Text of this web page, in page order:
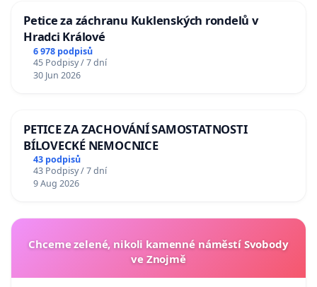
Petice za záchranu Kuklenských rondelů v
Hradci Králové
6 978 podpisů
45 Podpisy / 7 dní
30 Jun 2026
PETICE ZA ZACHOVÁNÍ SAMOSTATNOSTI
BÍLOVECKÉ NEMOCNICE
43 podpisů
43 Podpisy / 7 dní
9 Aug 2026
Chceme zelené, nikoli kamenné náměstí Svobody
ve Znojmě